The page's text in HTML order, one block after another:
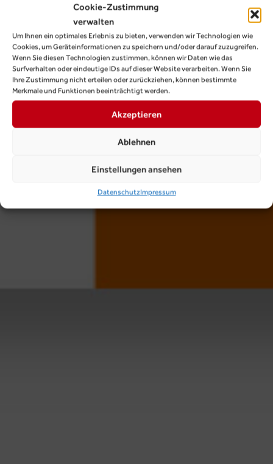
Cookie-Zustimmung
verwalten
Um Ihnen ein optimales Erlebnis zu bieten, verwenden wir Technologien wie
Cookies, um Geräteinformationen zu speichern und/oder darauf zuzugreifen.
Wenn Sie diesen Technologien zustimmen, können wir Daten wie das
Surfverhalten oder eindeutige IDs auf dieser Website verarbeiten. Wenn Sie
Ihre Zustimmung nicht erteilen oder zurückziehen, können bestimmte
Merkmale und Funktionen beeinträchtigt werden.
Akzeptieren
Ablehnen
Einstellungen ansehen
DatenschutzImpressum